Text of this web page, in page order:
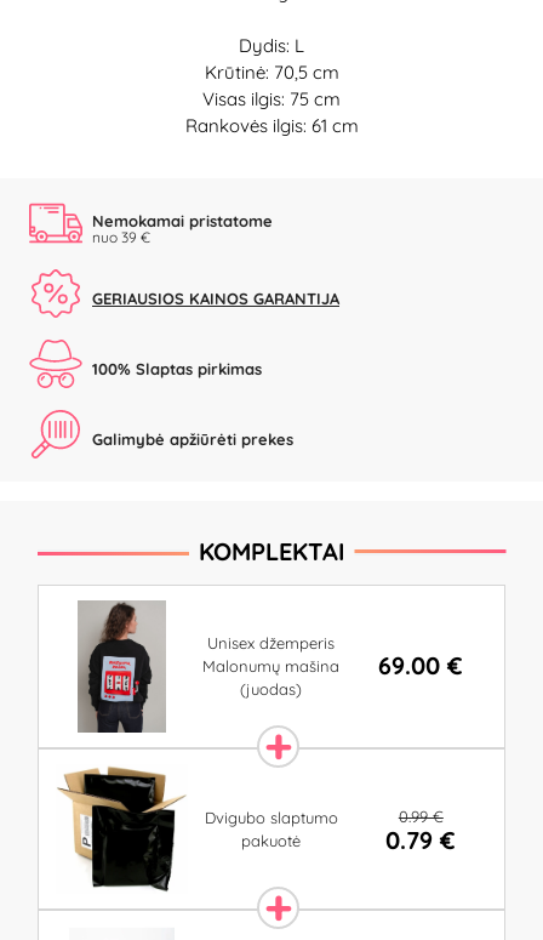
Dydis: L
Krūtinė: 70,5 cm
Visas ilgis: 75 cm
Rankovės ilgis: 61 cm
Nemokamai pristatome
nuo 39 €
GERIAUSIOS KAINOS GARANTIJA
100% Slaptas pirkimas
Galimybė apžiūrėti prekes
KOMPLEKTAI
Unisex džemperis
Malonumų mašina
(juodas)
69.00 €
Dvigubo slaptumo
pakuotė
0.99 €
0.79 €